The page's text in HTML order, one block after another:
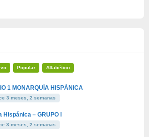
Popular Alfabético
1 MONARQUÍA HISPÁNICA
3 meses, 2 semanas
Hispánica – GRUPO I
3 meses, 2 semanas